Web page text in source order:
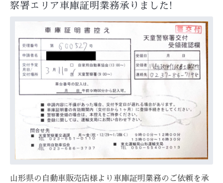
察署エリア車庫証明業務承りました!
山形県の自動車販売店様より車庫証明業務のご依頼を承